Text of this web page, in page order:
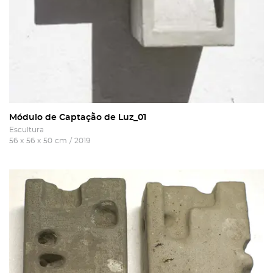
Módulo de Captação de Luz_01
Escultura
56 x 56 x 50 cm / 2019